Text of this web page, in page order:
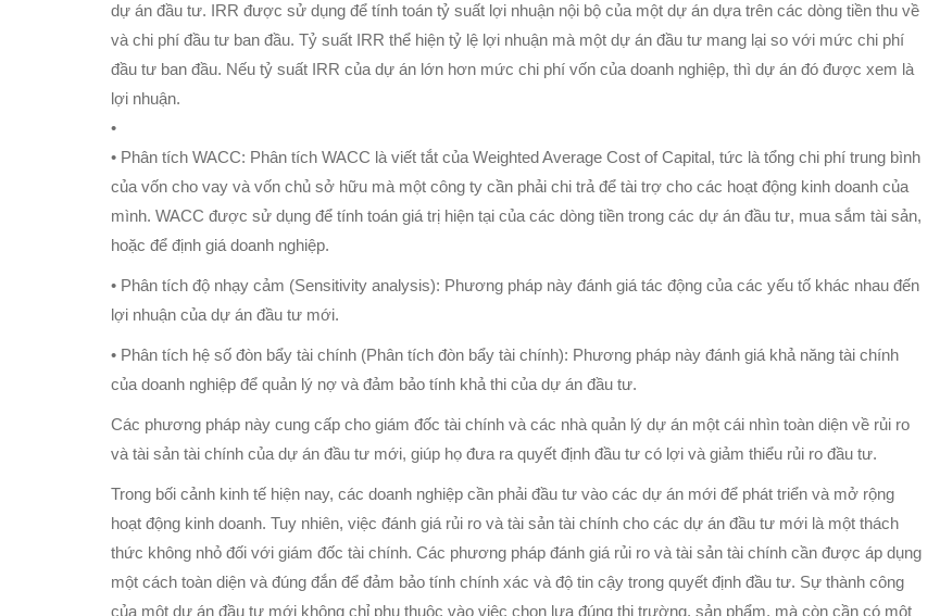
dự án đầu tư. IRR được sử dụng để tính toán tỷ suất lợi nhuận nội bộ của một dự án dựa trên các dòng tiền thu về
và chi phí đầu tư ban đầu. Tỷ suất IRR thể hiện tỷ lệ lợi nhuận mà một dự án đầu tư mang lại so với mức chi phí
đầu tư ban đầu. Nếu tỷ suất IRR của dự án lớn hơn mức chi phí vốn của doanh nghiệp, thì dự án đó được xem là
lợi nhuận.
•
• Phân tích WACC: Phân tích WACC là viết tắt của Weighted Average Cost of Capital, tức là tổng chi phí trung bình
của vốn cho vay và vốn chủ sở hữu mà một công ty cần phải chi trả để tài trợ cho các hoạt động kinh doanh của
mình. WACC được sử dụng để tính toán giá trị hiện tại của các dòng tiền trong các dự án đầu tư, mua sắm tài sản,
hoặc để định giá doanh nghiệp.
• Phân tích độ nhạy cảm (Sensitivity analysis): Phương pháp này đánh giá tác động của các yếu tố khác nhau đến
lợi nhuận của dự án đầu tư mới.
• Phân tích hệ số đòn bẩy tài chính (Phân tích đòn bẩy tài chính): Phương pháp này đánh giá khả năng tài chính
của doanh nghiệp để quản lý nợ và đảm bảo tính khả thi của dự án đầu tư.
Các phương pháp này cung cấp cho giám đốc tài chính và các nhà quản lý dự án một cái nhìn toàn diện về rủi ro
và tài sản tài chính của dự án đầu tư mới, giúp họ đưa ra quyết định đầu tư có lợi và giảm thiểu rủi ro đầu tư.
Trong bối cảnh kinh tế hiện nay, các doanh nghiệp cần phải đầu tư vào các dự án mới để phát triển và mở rộng
hoạt động kinh doanh. Tuy nhiên, việc đánh giá rủi ro và tài sản tài chính cho các dự án đầu tư mới là một thách
thức không nhỏ đối với giám đốc tài chính. Các phương pháp đánh giá rủi ro và tài sản tài chính cần được áp dụng
một cách toàn diện và đúng đắn để đảm bảo tính chính xác và độ tin cậy trong quyết định đầu tư. Sự thành công
của một dự án đầu tư mới không chỉ phụ thuộc vào việc chọn lựa đúng thị trường, sản phẩm, mà còn cần có một